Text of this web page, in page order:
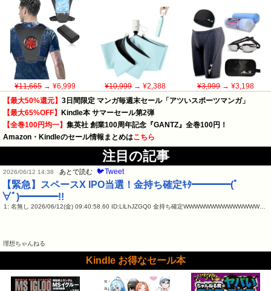
¥11,665→ ¥6,999 ¥10,999→ ¥2,388 ¥3,999→ ¥3,198
【最大50%還元】 3日間限定 マンガ毎週末セール「アツいスポーツマンガ」
【最大65%OFF】
Kindle本 サマーセール第2弾
【全巻100円均一】 集英社 創業100周年記念『GANTZ』全巻100円！
Amazon・Kindleのセール情報まとめはこちら
注目の記事
2026/06/12 14:38 あとで読む 🐦Tweet
【緊急】スペースX IPO当選！金持ち確定ｷﾀ━━━━(ﾟ
∀ﾟ)━━━━!!
1: 名無し 2026/06/12(金) 09:40:58.60 ID:LlLhJZGQ0 金持ち確定WWWWWWWWWWWWWW…
理想ちゃんねる
Kindle お得なセール本